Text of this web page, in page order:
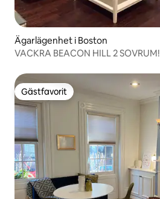
Ägarlägenhet i Boston
VACKRA BEACON HILL 2 SOVRUM!
Gästfavorit
Gästfavorit